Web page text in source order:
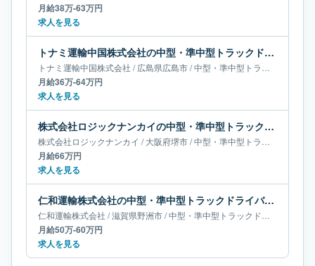
月給38万-63万円
求人を見る
トナミ運輸中国株式会社の中型・準中型トラックドライバー求人｜広島県広島市｜月給36万-64万円
トナミ運輸中国株式会社 /広島県広島市/中型・準中型トラックドライバー
月給36万-64万円
求人を見る
株式会社ロジックナンカイの中型・準中型トラックドライバー求人｜大阪府堺市｜月給66万円
株式会社ロジックナンカイ /大阪府堺市/中型・準中型トラックドライバー
月給66万円
求人を見る
仁和運輸株式会社の中型・準中型トラックドライバー求人｜滋賀県野洲市｜月給50万-60万円
仁和運輸株式会社 /滋賀県野洲市/中型・準中型トラックドライバー
月給50万-60万円
求人を見る